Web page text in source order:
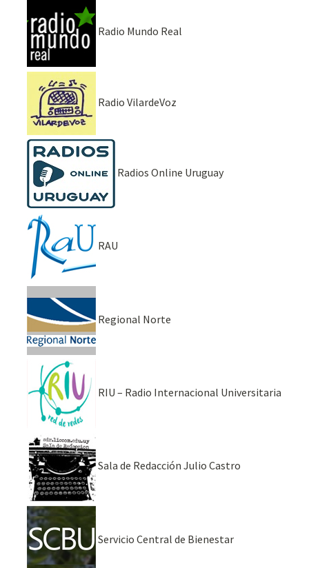
Radio Mundo Real
Radio VilardeVoz
Radios Online Uruguay
RAU
Regional Norte
RIU – Radio Internacional Universitaria
Sala de Redacción Julio Castro
Servicio Central de Bienestar